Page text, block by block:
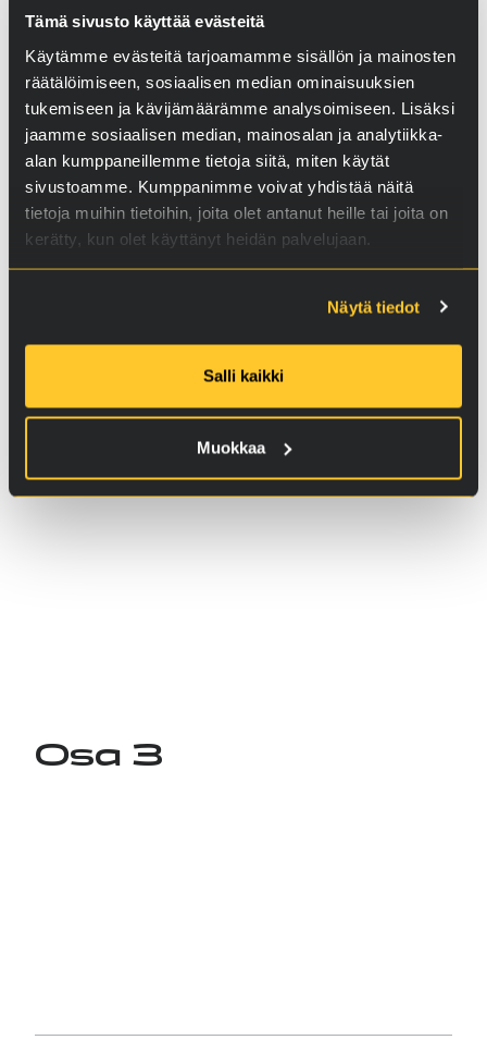
Tämä sivusto käyttää evästeitä
Käytämme evästeitä tarjoamamme sisällön ja mainosten
räätälöimiseen, sosiaalisen median ominaisuuksien
tukemiseen ja kävijämäärämme analysoimiseen. Lisäksi
jaamme sosiaalisen median, mainosalan ja analytiikka-
alan kumppaneillemme tietoja siitä, miten käytät
sivustoamme. Kumppanimme voivat yhdistää näitä
tietoja muihin tietoihin, joita olet antanut heille tai joita on
kerätty, kun olet käyttänyt heidän palvelujaan.
Näytä tiedot
Salli kaikki
Muokkaa
Lisätiedot, videot
Osa 1
Osa 3